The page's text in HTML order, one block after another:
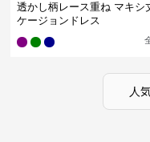
透かし柄レース重ね マキシ
ケージョンドレス
人